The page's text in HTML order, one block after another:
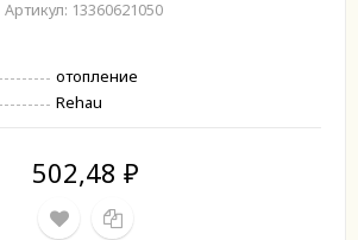
Артикул: 13360621050
отопление
Rehau
502,48 ₽